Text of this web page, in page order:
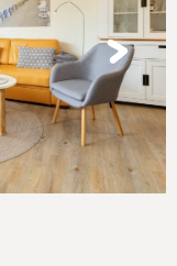
Next